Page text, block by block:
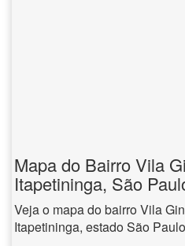
Mapa do Bairro Vila
Itapetininga, São
Veja o mapa do bairro Vila
Itapetininga, estado São